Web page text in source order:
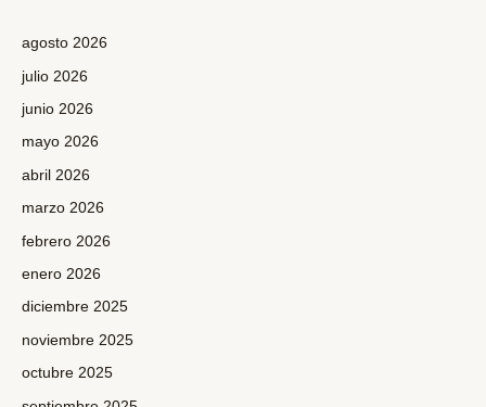
agosto 2026
julio 2026
junio 2026
mayo 2026
abril 2026
marzo 2026
febrero 2026
enero 2026
diciembre 2025
noviembre 2025
octubre 2025